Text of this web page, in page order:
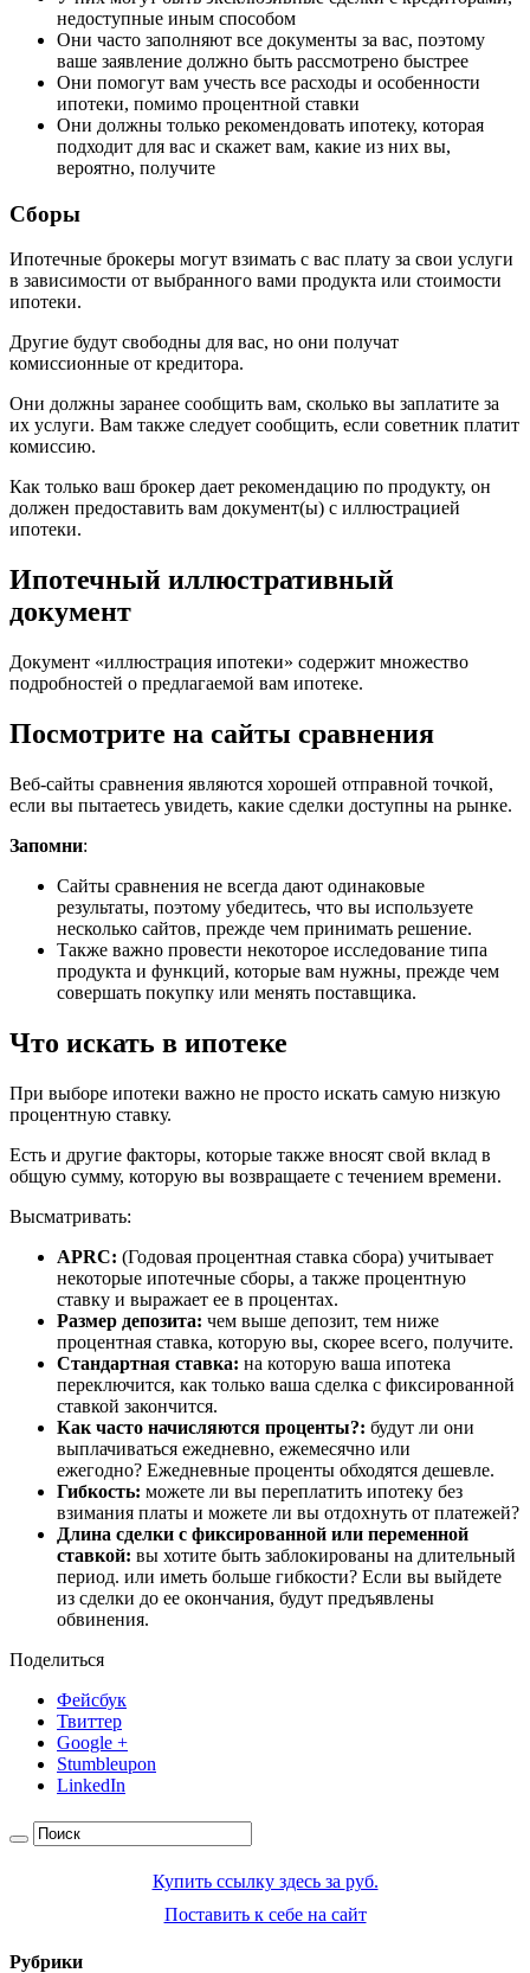
недоступные иным способом
Они часто заполняют все документы за вас, поэтому
ваше заявление должно быть рассмотрено быстрее
Они помогут вам учесть все расходы и особенности
ипотеки, помимо процентной ставки
Они должны только рекомендовать ипотеку, которая
подходит для вас и скажет вам, какие из них вы,
вероятно, получите
Сборы
Ипотечные брокеры могут взимать с вас плату за свои услуги
в зависимости от выбранного вами продукта или стоимости
ипотеки.
Другие будут свободны для вас, но они получат
комиссионные от кредитора.
Они должны заранее сообщить вам, сколько вы заплатите за
их услуги. Вам также следует сообщить, если советник платит
комиссию.
Как только ваш брокер дает рекомендацию по продукту, он
должен предоставить вам документ(ы) с иллюстрацией
ипотеки.
Ипотечный иллюстративный
документ
Документ «иллюстрация ипотеки» содержит множество
подробностей о предлагаемой вам ипотеке.
Посмотрите на сайты сравнения
Веб-сайты сравнения являются хорошей отправной точкой,
если вы пытаетесь увидеть, какие сделки доступны на рынке.
Запомни:
Сайты сравнения не всегда дают одинаковые
результаты, поэтому убедитесь, что вы используете
несколько сайтов, прежде чем принимать решение.
Также важно провести некоторое исследование типа
продукта и функций, которые вам нужны, прежде чем
совершать покупку или менять поставщика.
Что искать в ипотеке
При выборе ипотеки важно не просто искать самую низкую
процентную ставку.
Есть и другие факторы, которые также вносят свой вклад в
общую сумму, которую вы возвращаете с течением времени.
Высматривать:
APRC: (Годовая процентная ставка сбора) учитывает
некоторые ипотечные сборы, а также процентную
ставку и выражает ее в процентах.
Размер депозита: чем выше депозит, тем ниже
процентная ставка, которую вы, скорее всего, получите.
Стандартная ставка: на которую ваша ипотека
переключится, как только ваша сделка с фиксированной
ставкой закончится.
Как часто начисляются проценты?: будут ли они
выплачиваться ежедневно, ежемесячно или
ежегодно? Ежедневные проценты обходятся дешевле.
Гибкость: можете ли вы переплатить ипотеку без
взимания платы и можете ли вы отдохнуть от платежей?
Длина сделки с фиксированной или переменной
ставкой: вы хотите быть заблокированы на длительный
период. или иметь больше гибкости? Если вы выйдете
из сделки до ее окончания, будут предъявлены
обвинения.
Поделиться
Фейсбук
Твиттер
Google +
Stumbleupon
LinkedIn
Купить ссылку здесь за руб.
Поставить к себе на сайт
Рубрики